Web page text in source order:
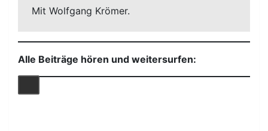
Mit Wolfgang Krömer.
Alle Beiträge hören und weitersurfen: